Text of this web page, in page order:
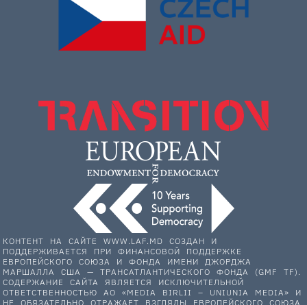
КОНТЕНТ НА САЙТЕ WWW.LAF.MD СОЗДАН И
ПОДДЕРЖИВАЕТСЯ ПРИ ФИНАНСОВОЙ ПОДДЕРЖКЕ
ЕВРОПЕЙСКОГО СОЮЗА И ФОНДА ИМЕНИ ДЖОРДЖА
МАРШАЛЛА США — ТРАНСАТЛАНТИЧЕСКОГО ФОНДА (GMF TF).
СОДЕРЖАНИЕ САЙТА ЯВЛЯЕТСЯ ИСКЛЮЧИТЕЛЬНОЙ
ОТВЕТСТВЕННОСТЬЮ АО «MEDIA BIRLII – UNIUNIA MEDIA» И
НЕ ОБЯЗАТЕЛЬНО ОТРАЖАЕТ ВЗГЛЯДЫ ЕВРОПЕЙСКОГО СОЮЗА